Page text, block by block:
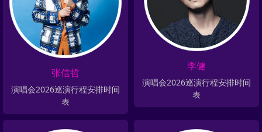
张信哲
演唱会2026巡演行程安排时间
表
李健
演唱会2026巡演行程安排时间
表